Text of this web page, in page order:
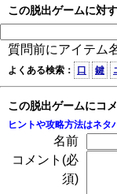
この脱出ゲームに対
質問前にアイテム
よくある検索： 口 鍵
この脱出ゲームにコ
ヒントや攻略方法はネタ
名前
コメント(必
須)